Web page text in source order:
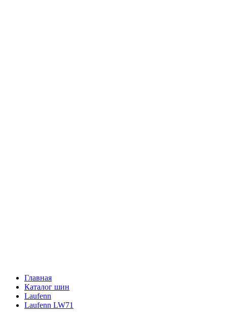
Главная
Каталог шин
Laufenn
Laufenn LW71